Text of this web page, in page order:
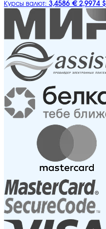
Курсы валют: 3,4586 € 2,9974 $